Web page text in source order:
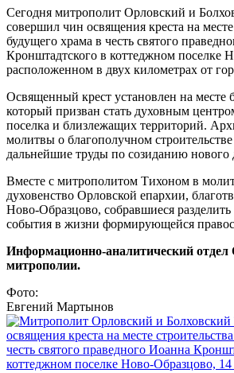
Сегодня митрополит Орловский и
совершил чин освящения креста на месте
будущего храма в честь святого
Кронштадтского в коттеджном поселке
расположенном в двух километрах от
Освященный крест установлен на месте
который призван стать духовным
поселка и близлежащих территорий.
молитвы о благополучном
дальнейшие труды по созиданию нового
Вместе с митрополитом Тихоном в
духовенство Орловской епархии,
Ново-Образцово, собравшиеся разделить
события в жизни формирующейся
Информационно-аналитический отдел
митрополии.
Фото:
Евгений Мартынов